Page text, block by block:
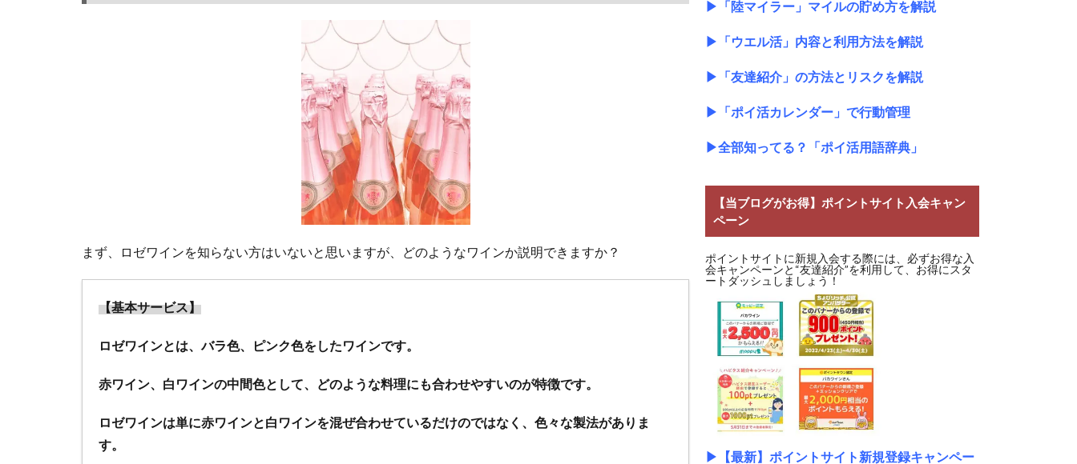
ル
ル・
とは
なワ
ン？
【コ
ノス
まず、ロゼワインを知らない方はいないと思いますが、どのようなワインか説明できますか？
【基本サービス】
ロゼワインとは、バラ色、ピンク色をしたワインです。
赤ワイン、白ワインの中間色として、どのような料理にも合わせやすいのが特徴です。
ロゼワインは単に赤ワインと白ワインを混ぜ合わせているだけのではなく、色々な製法がありま
す。
▶ 「陸マイラー」マイルの貯め方を解説
▶ 「ウエル活」内容と利用方法を解説
▶ 「友達紹介」の方法とリスクを解説
▶ 「ポイ活カレンダー」で行動管理
▶全部知ってる？「ポイ活用語辞典」
【当ブログがお得】ポイントサイト入会キャン
ペーン
ポイントサイトに新規入会する際には、必ずお得な入
会キャンペーンと“友達紹介”を利用して、お得にスタ
ートダッシュしましょう！
▶
【最新】ポイントサイト新規登録キャンペー